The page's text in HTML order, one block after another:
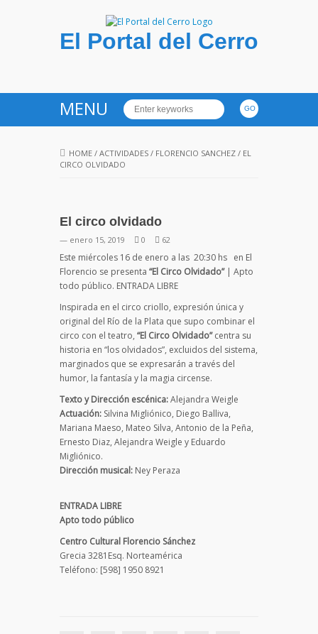
El Portal del Cerro
MENU
HOME / ACTIVIDADES / FLORENCIO SANCHEZ / EL
CIRCO OLVIDADO
El circo olvidado
— enero 15, 2019 0 62
Este miércoles 16 de enero a las 20:30 hs en El
Florencio se presenta “El Circo Olvidado”| Apto
todo público. ENTRADA LIBRE
Inspirada en el circo criollo, expresión única y
original del Río de la Plata que supo combinar el
circo con el teatro, “El Circo Olvidado”centra su
historia en “los olvidados”, excluidos del sistema,
marginados que se expresarán a través del
humor, la fantasía y la magia circense.
Texto y Dirección escénica:Alejandra Weigle
Actuación: Silvina Migliónico, Diego Balliva,
Mariana Maeso, Mateo Silva, Antonio de la Peña,
Ernesto Diaz, Alejandra Weigle y Eduardo
Migliónico.
Dirección musical: Ney Peraza
ENTRADA LIBRE
Apto todo público
Centro Cultural Florencio Sánchez
Grecia 3281Esq. Norteamérica
Teléfono: [598] 1950 8921